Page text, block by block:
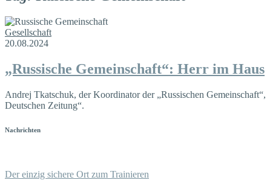
Gesellschaft
20.08.2024
„Russische Gemeinschaft“: Herr im Haus
Andrej Tkatschuk, der Koordinator der „Russischen
Deutschen Zeitung“.
Nachrichten
Der einzig sichere Ort zum Trainieren